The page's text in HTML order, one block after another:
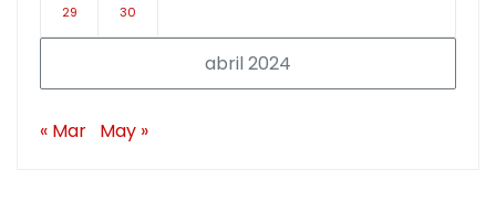
abril 2024
29 30
« Mar May »